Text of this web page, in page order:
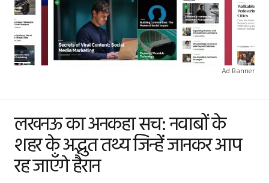
Ad Banner
लखनऊ का अनकहा सच: नवाबों के
शहर के अद्भुत तथ्य जिन्हें जानकर आप
रह जाएँगे हैरान